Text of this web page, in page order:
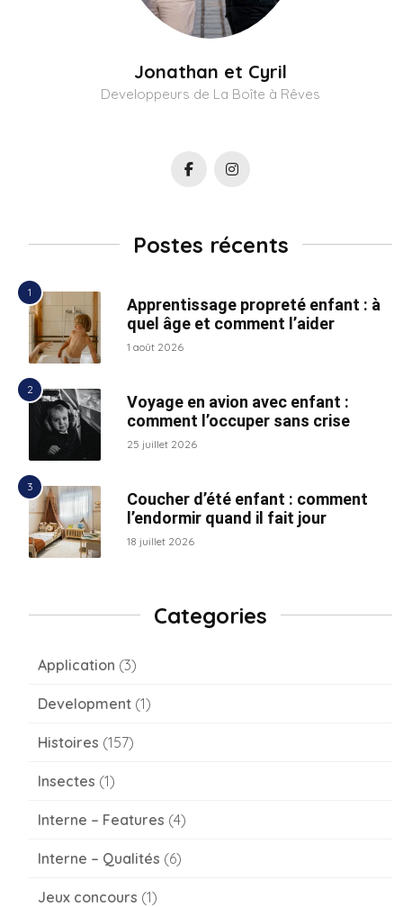
Jonathan et Cyril
Developpeurs de La Boîte à Rêves
Postes récents
Apprentissage propreté enfant : à
quel âge et comment l’aider
1 août 2026
Voyage en avion avec enfant :
comment l’occuper sans crise
25 juillet 2026
Coucher d’été enfant : comment
l’endormir quand il fait jour
18 juillet 2026
Categories
Application (3)
Development (1)
Histoires (157)
Insectes (1)
Interne – Features (4)
Interne – Qualités (6)
Jeux concours (1)